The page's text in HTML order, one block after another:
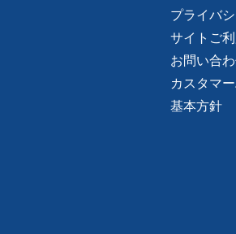
プライバ
サイトご
お問い合
カスタマ
基本方針